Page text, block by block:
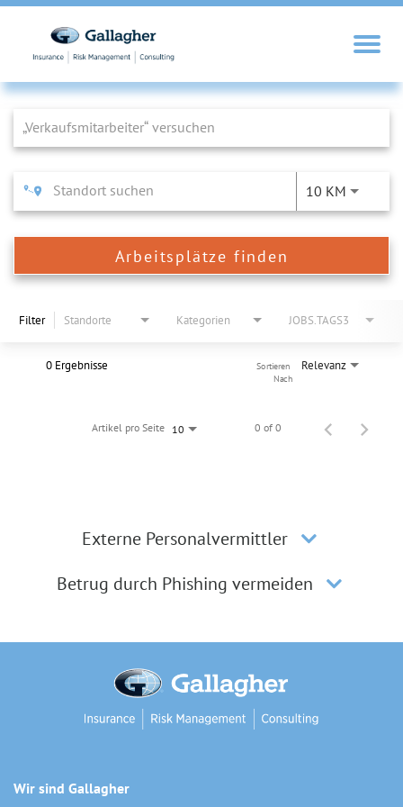
Job Search Page
10 KM
Arbeitsplätze finden
Filter Standorte Kategorien JOBS.TAGS3
0 Ergebnisse Relevanz
Sortieren
Nach
Artikel pro Seite 10 0 of 0
Externe Personalvermittler
Betrug durch Phishing vermeiden
Wir sind Gallagher